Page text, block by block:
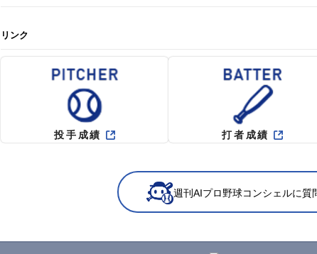
リンク
投手成績 打者成績
週刊AIプロ野球コンシェルに質